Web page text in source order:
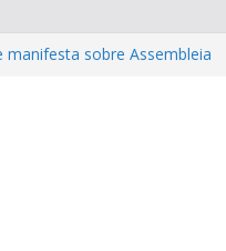
sobre Assembleia
do jogo Maranhão x
grandes corridas de rua e
para evitar lesões